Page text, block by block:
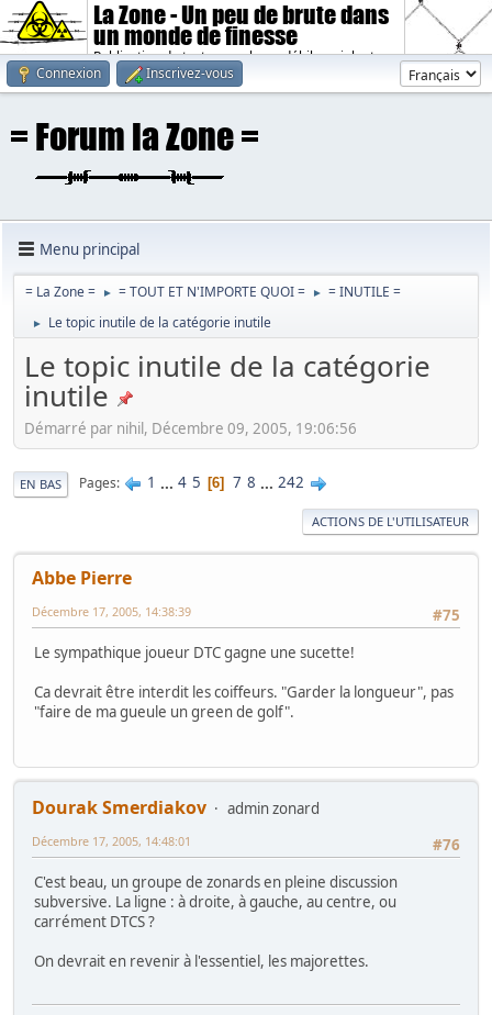
La Zone - Un peu de brute dans
un monde de finesse
Publication de textes sombres, débiles, violents.
Connexion
Inscrivez-vous
Menu principal
= La Zone = ► = TOUT ET N'IMPORTE QUOI = ► = INUTILE =
► Le topic inutile de la catégorie inutile
Le topic inutile de la catégorie
inutile
Démarré par nihil, Décembre 09, 2005, 19:06:56
EN BAS Pages 1 ... 4 5 6 7 8 ... 242
ACTIONS DE L'UTILISATEUR
Abbe Pierre
#75
Décembre 17, 2005, 14:38:39
Le sympathique joueur DTC gagne une sucette!
Ca devrait être interdit les coiffeurs. "Garder la longueur", pas
"faire de ma gueule un green de golf".
Dourak Smerdiakov
admin zonard
#76
Décembre 17, 2005, 14:48:01
C'est beau, un groupe de zonards en pleine discussion
subversive. La ligne : à droite, à gauche, au centre, ou
carrément DTCS ?
On devrait en revenir à l'essentiel, les majorettes.